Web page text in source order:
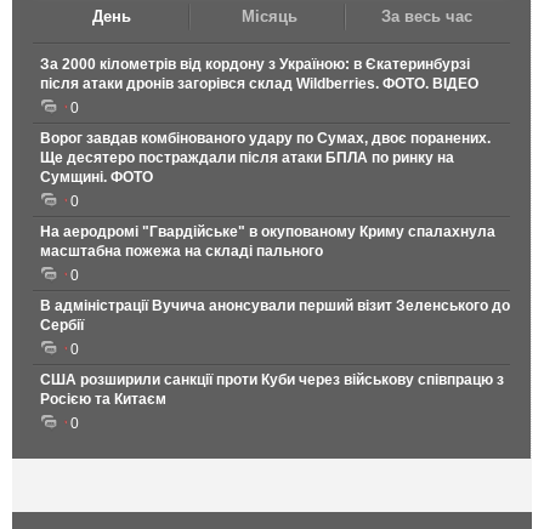
День Місяць За весь час
За 2000 кілометрів від кордону з Україною: в Єкатеринбурзі
після атаки дронів загорівся склад Wildberries. ФОТО. ВІДЕО
0
Ворог завдав комбінованого удару по Сумах, двоє поранених.
Ще десятеро постраждали після атаки БПЛА по ринку на
Сумщині. ФОТО
0
На аеродромі "Гвардійське" в окупованому Криму спалахнула
масштабна пожежа на складі пального
0
В адміністрації Вучича анонсували перший візит Зеленського до
Сербії
0
США розширили санкції проти Куби через військову співпрацю з
Росією та Китаєм
0